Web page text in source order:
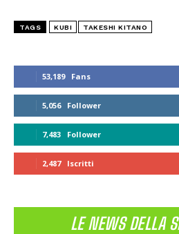
53,189 Fans
5,056 Follower
7,483 Follower
2,487 Iscritti
LE NEWS DELLA
TAGS KUBI TAKESHI KITANO